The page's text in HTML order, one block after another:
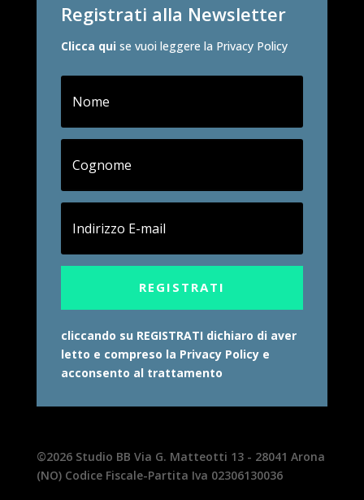
Registrati alla Newsletter
Clicca qui se vuoi leggere la Privacy Policy
REGISTRATI
cliccando su REGISTRATI dichiaro di aver
letto e compreso la Privacy Policy e
acconsento al trattamento
©2026 Studio BB Via G. Matteotti 13 - 28041 Arona
(NO) Codice Fiscale-Partita Iva 02306130036